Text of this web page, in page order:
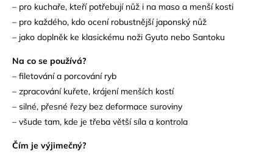
– pro kuchaře, kteří potřebují nůž i na maso a menší kosti
– pro každého, kdo ocení robustnější japonský nůž
– jako doplněk ke klasickému noži Gyuto nebo Santoku
Na co se používá?
– filetování a porcování ryb
– zpracování kuřete, krájení menších kostí
– silné, přesné řezy bez deformace suroviny
– všude tam, kde je třeba větší síla a kontrola
Čím je výjimečný?